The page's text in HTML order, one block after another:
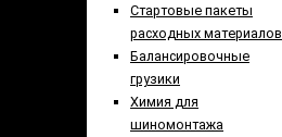
Стартовые пакеты
расходных материалов
Балансировочные
грузики
Химия для
шиномонтажа